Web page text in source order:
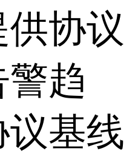
协议
趋
基线